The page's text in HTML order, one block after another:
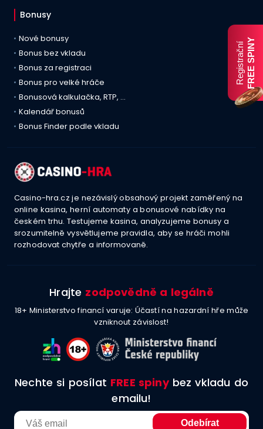
RegistračníFREE SPINY
Bonusy
Nové bonusy
Bonus bez vkladu
Bonus za registraci
Bonus pro velké hráče
Bonusová kalkulačka, RTP, …
Kalendář bonusů
Bonus Finder podle vkladu
Casino-hra.cz je nezávislý obsahový projekt zaměřený na
online kasina, herní automaty a bonusové nabídky na
českém trhu. Testujeme kasina, analyzujeme bonusy a
srozumitelně vysvětlujeme pravidla, aby se hráči mohli
rozhodovat chytře a informovaně.
Hrajte zodpovědně a legálně
18+ Ministerstvo financí varuje: Účastí na hazardní hře může
vzniknout závislost!
Nechte si posílat FREE spinybez vkladu do
emailu!